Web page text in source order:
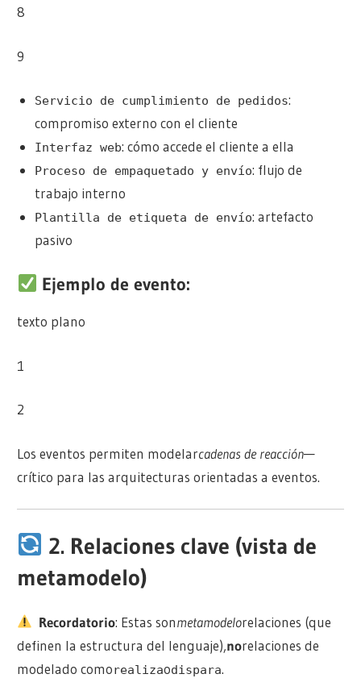
8
9
Servicio de cumplimiento de pedidos:
compromiso externo con el cliente
Interfaz web: cómo accede el cliente a ella
Proceso de empaquetado y envío: flujo de
trabajo interno
Plantilla de etiqueta de envío: artefacto
pasivo
Ejemplo de evento:
texto plano
1
2
Los eventos permiten modelarcadenas de reacción—
crítico para las arquitecturas orientadas a eventos.
2. Relaciones clave (vista de
metamodelo)
Recordatorio: Estas sonmetamodelorelaciones (que
definen la estructura del lenguaje),norelaciones de
modelado comorealizaodispara.